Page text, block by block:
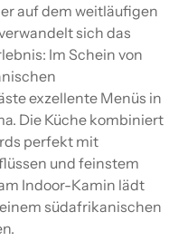
auf dem weitläufigen
sich das
Im Schein von
exzellente Menüs in
Die Küche kombiniert
perfekt mit
und feinstem
Indoor-Kamin lädt
südafrikanischen